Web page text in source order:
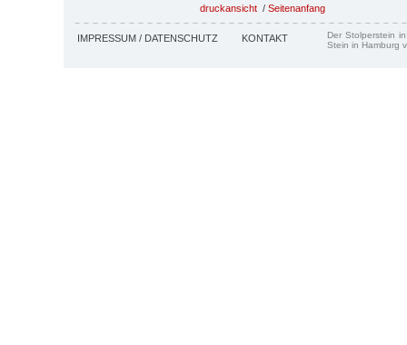
druckansicht / Seitenanfang
IMPRESSUM / DATENSCHUTZ KONTAKT
Der Stolperstein
Stein in Hamburg